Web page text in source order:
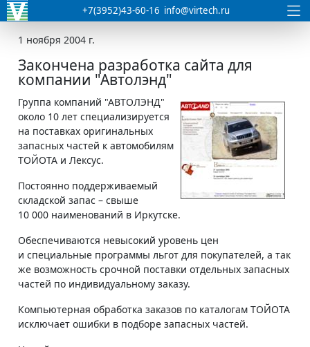
+7(3952)43-60-16 info@virtech.ru
1 ноября 2004 г.
Закончена разработка сайта для
компании "Автолэнд"
Группа компаний "АВТОЛЭНД"
около 10 лет специализируется
на поставках оригинальных
запасных частей к автомобилям
ТОЙОТА и Лексус.
Постоянно поддерживаемый
складской запас – свыше
10 000 наименований в Иркутске.
Обеспечиваются невысокий уровень цен
и специальные программы льгот для покупателей, а так
же возможность срочной поставки отдельных запасных
частей по индивидуальному заказу.
Компьютерная обработка заказов по каталогам ТОЙОТА
исключает ошибки в подборе запасных частей.